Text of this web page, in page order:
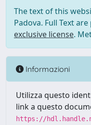
The text of this
Padova. Full Text
exclusive license.
Informazioni
Utilizza questo
link a questo
https://